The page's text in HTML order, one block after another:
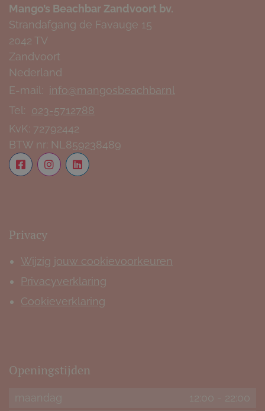
Mango’s Beachbar Zandvoort bv.
Strandafgang de Favauge 15
2042 TV
Zandvoort
Nederland
E-mail:
info@mangosbeachbar.nl
Tel: 023-5712788
KvK: 72792442
BTW nr: NL859238489
Privacy
Wijzig jouw cookievoorkeuren
Privacyverklaring
Cookieverklaring
Openingstijden
maandag 12:00 - 22:00